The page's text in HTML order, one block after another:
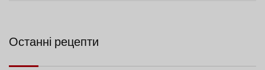
Останні рецепти